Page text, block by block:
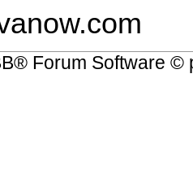
® Forum Software ©